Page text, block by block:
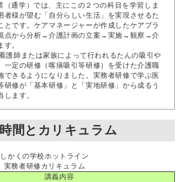
（通学）では、主にこの２つの科目を学習しま
者様が望む「自分らしい生活」を実現させるた
とです。ケアマネージャーが作成したケアプラ
点から分析→介護計画の立案→実施→観察→介
。
護師または家族によって行われるたんの吸引や
一定の研修（喀痰吸引等研修）を受けた介護職
できるようになりました。実務者研修で学ぶ医
研修が「基本研修」と「実地研修」から成るう
ます。
間とカリキュラム
しかくの学校ホットライン
実務者研修カリキュラム
講義内容